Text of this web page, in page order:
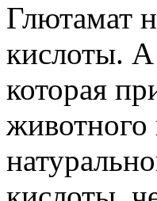
Глютамат
кислоты. А
которая
животного